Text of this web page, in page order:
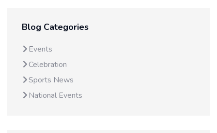
Blog Categories
Events
Celebration
Sports News
National Events